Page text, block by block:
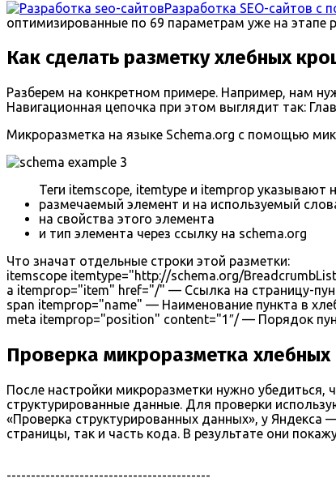
Разработка SEO-сайтов с
оптимизированные по 69 параметрам уже на этапе
Как сделать разметку хлебных
Разберем на конкретном примере. Например, нам
Навигационная цепочка при этом выглядит так:
Микроразметка на языке Schema.org с помощью
Теги itemscope, itemtype и itemprop указывают
размечаемый элемент и на используемый
на свойства этого элемента
и тип элемента через ссылку на schema.org
Что значат отдельные строки этой разметки:
itemscope itemtype="http://schema.org/
a itemprop="item" href="/" — Ссылка на страницу-
span itemprop="name" — Наименование пункта в
meta itemprop="position" content="1″/ — Порядок
Проверка микроразметка
После настройки микроразметки нужно
структурированные данные. Для проверки
«Проверка структурированных данных», у
страницы, так и часть кода. В результате они